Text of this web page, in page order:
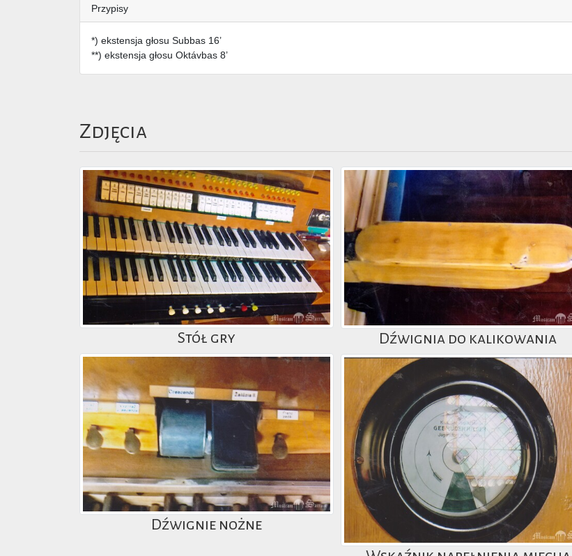
Przypisy
*) ekstensja głosu Subbas 16’
**) ekstensja głosu Oktávbas 8’
Zdjęcia
Stół gry
Dźwignie nożne
Dźwignia do kalikowania